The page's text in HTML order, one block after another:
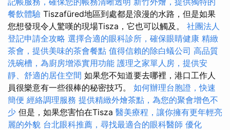
餐飲體驗 Tiszafüred地區到處都是浪漫的水路，但是如果
您想發現令人驚嘆的現場Tisza，它也可以觸及。 社團法人
登記申請全攻略 選擇合適的眼科診所，確保眼睛健康 精緻
茶會，提供美味的茶會餐點 值得信賴的除白蟻公司 高品質
洗碗槽，為廚房增添實用功能 護理之家單人房，提供安
靜、舒適的居住空間 如果您不知道要去哪裡，港口工作人
員很樂意有一些很棒的秘密技巧。 如何辦理台胞證，快速
簡便 經絡調理服務 提供精緻外燴茶點，為您的聚會增色不
少 但是，如果您害怕在Tisza 醫美療程，讓你擁有更年輕亮
麗的外貌 台北眼科推薦，尋找最適合的眼科醫師 優化